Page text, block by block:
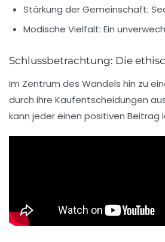
Stärkung der Gemeinschaft:
Modische Vielfalt: Ein
Schlussbetrachtung: Die
Im Zentrum des Wandels hin zu
durch ihre Kaufentscheidungen
kann jeder einen positiven